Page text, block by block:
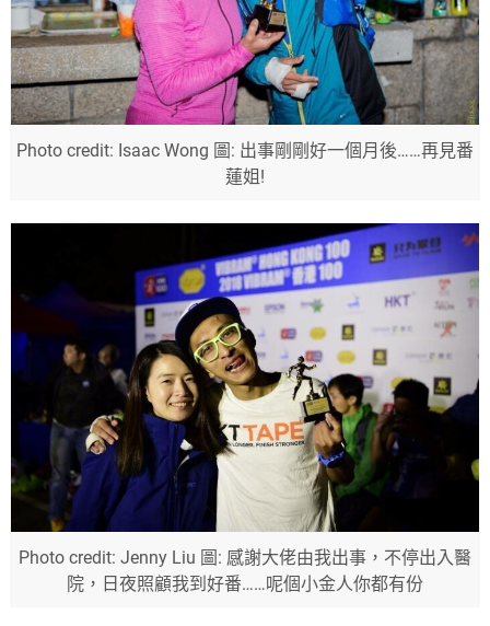
Photo credit: Isaac Wong 圖: 出事剛剛好一個月後……再見番
蓮姐!
Photo credit: Jenny Liu 圖: 感謝大佬由我出事，不停出入醫
院，日夜照顧我到好番……呢個小金人你都有份